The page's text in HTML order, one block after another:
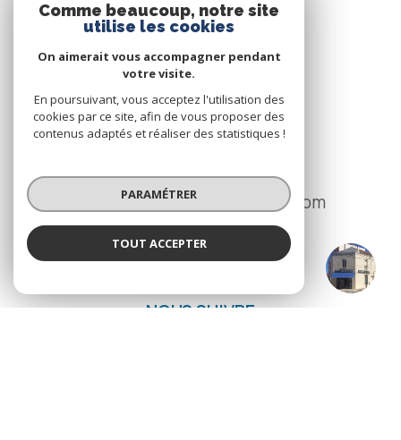
CUPILLARD IMMOBILIER
74 Avenue de Paris
42300Roanne
04 77 70 15 55
ag.roanne@cupillard-immo.com
NOUS SUIVRE
Comme beaucoup, notre site
utilise les cookies
On aimerait vous accompagner pendant
votre visite.
En poursuivant, vous acceptez l'utilisation des
cookies par ce site, afin de vous proposer des
contenus adaptés et réaliser des statistiques !
PARAMÉTRER
TOUT ACCEPTER